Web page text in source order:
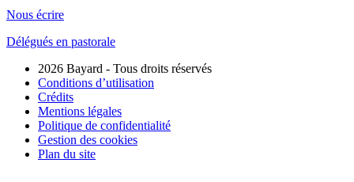
Nous écrire
Délégués en pastorale
2026 Bayard - Tous droits réservés
Conditions d’utilisation
Crédits
Mentions légales
Politique de confidentialité
Gestion des cookies
Plan du site